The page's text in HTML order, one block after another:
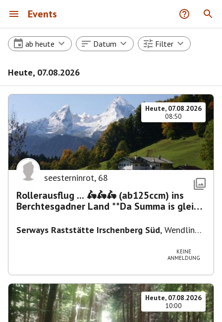
Events
ab heute Datum Filter
Heute, 07.08.2026
Heute, 07.08.2026
08:50
seesterninrot, 68
Rollerausflug ... 🛵🛵🛵 (ab125ccm) ins
Berchtesgadner Land **Da Summa is glei
Serways Raststätte Irschenberg Süd, Wendling
KEINE
ANMELDUNG
Heute, 07.08.2026
10:00